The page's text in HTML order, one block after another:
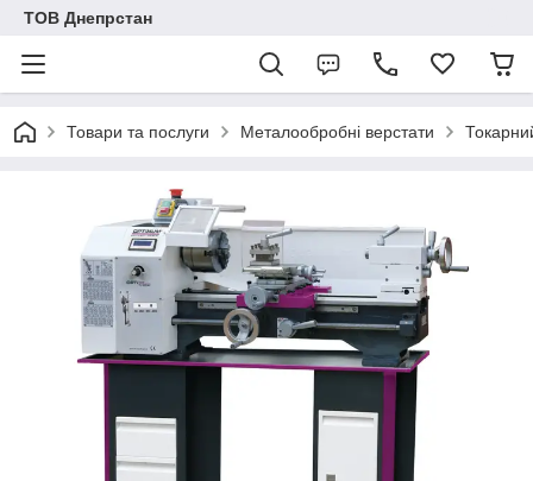
ТОВ Днепрстан
Товари та послуги Металообробні верстати